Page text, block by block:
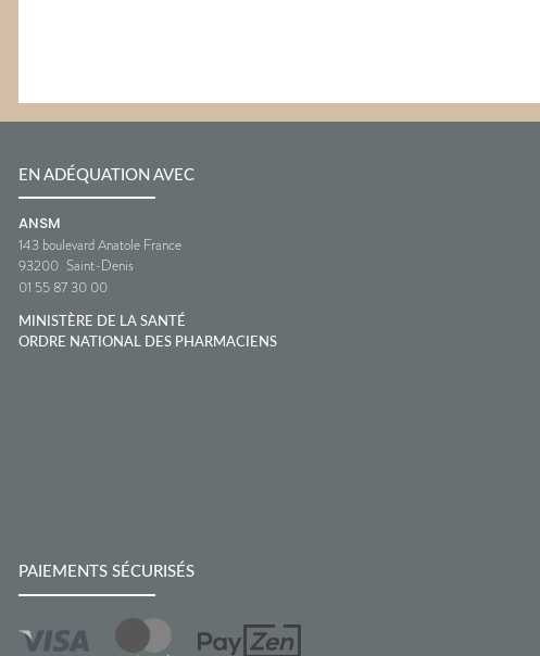
EN ADÉQUATION AVEC
ANSM
143 boulevard Anatole France
93200 Saint-Denis
01 55 87 30 00
MINISTÈRE DE LA SANTÉ
ORDRE NATIONAL DES PHARMACIENS
PAIEMENTS SÉCURISÉS